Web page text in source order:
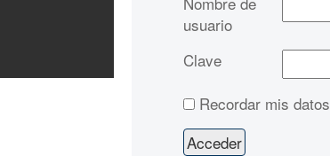
usuario
Clave
Recordar mis datos